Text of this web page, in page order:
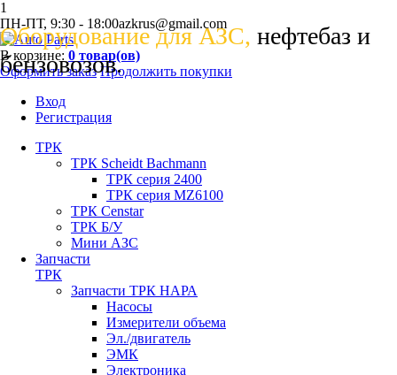
1
Оборудование для АЗС, нефтебаз и
бензовозов.
ПН-ПТ, 9:30 - 18:00azkrus@gmail.com
В корзине: 0 товар(ов)
Оформить заказ Продолжить покупки
Вход
Регистрация
ТРК
ТРК Scheidt Bachmann
ТРК серия 2400
ТРК серия MZ6100
ТРК Censtar
ТРК Б/У
Мини АЗС
Запчасти
ТРК
Запчасти ТРК НАРА
Насосы
Измерители объема
Эл./двигатель
ЭМК
Электроника